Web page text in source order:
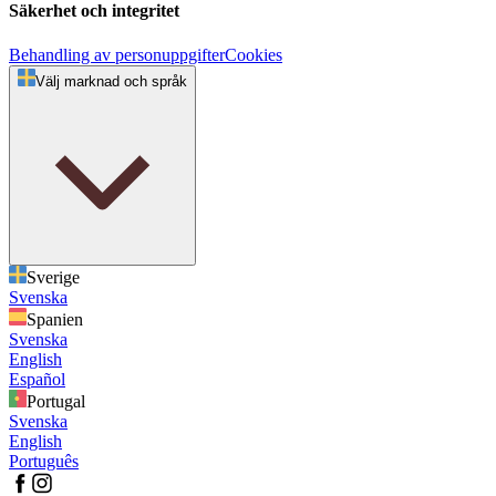
Säkerhet och integritet
Behandling av personuppgifterCookies
Välj marknad och språk
Sverige
Svenska
Spanien
Svenska
English
Español
Portugal
Svenska
English
Português